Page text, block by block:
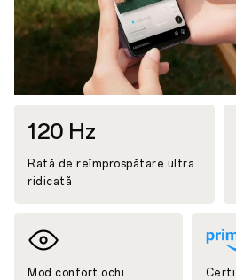
120 Hz
Rată de reîmprospătare ultra
ridicată
Mod confort ochi